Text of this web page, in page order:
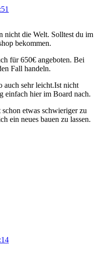
nicht die Welt. Solltest du im
bekommen.
für 650€ angeboten. Bei
Fall handeln.
auch sehr leicht.Ist nicht
einfach hier im Board nach.
etwas schwieriger zu
ein neues bauen zu lassen.